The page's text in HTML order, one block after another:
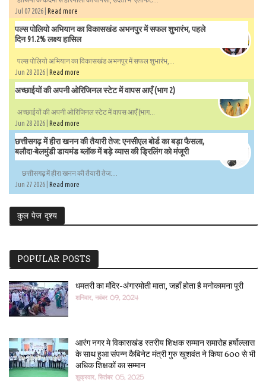
Jul 07 2026 | Read more
पल्स पोलियो अभियान का विकासखंड अभनपुर में सफल शुभारंभ, पहले
दिन 91.2% लक्ष्य हासिल
पल्स पोलियो अभियान का विकासखंड अभनपुर में सफल शुभारंभ,...
Jun 28 2026 | Read more
अच्छाईयों की अपनी ओरिजिनल स्टेट में वापस आएँ (भाग 2)
अच्छाईयों की अपनी ओरिजिनल स्टेट में वापस आएँ (भाग...
Jun 28 2026 | Read more
छत्तीसगढ़ में हीरा खनन की तैयारी तेज: एनसीएल बोर्ड का बड़ा फैसला,
बलौदा-बेलमुंडी डायमंड ब्लॉक में बड़े व्यास की ड्रिलिंग को मंजूरी
छत्तीसगढ़ में हीरा खनन की तैयारी तेज:...
Jun 27 2026 | Read more
कुल पेज दृश्य
POPULAR POSTS
धमतरी का मंदिर-अंगारमोती माता, जहाँ होता है मनोकामना पूरी
शनिवार, नवंबर 09, 2024
आरंग नगर मे विकासखंड स्तरीय शिक्षक सम्मान समारोह हर्षोल्लास
के साथ हुआ संपन्न कैबिनेट मंत्री गुरु खुशवंत ने किया 600 से भी
अधिक शिक्षकों का सम्मान
शुक्रवार, सितंबर 05, 2025